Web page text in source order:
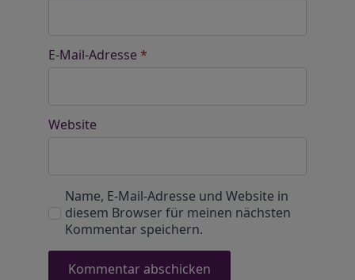
E-Mail-Adresse *
Website
Name, E-Mail-Adresse und Website in
diesem Browser für meinen nächsten
Kommentar speichern.